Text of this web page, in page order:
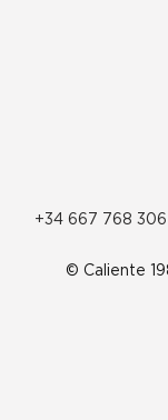
+34 667 768
© Caliente